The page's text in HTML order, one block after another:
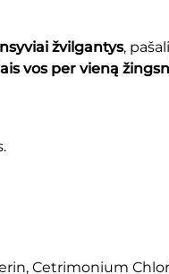
žvilgantys,
vos per vieną
Cetrimonium